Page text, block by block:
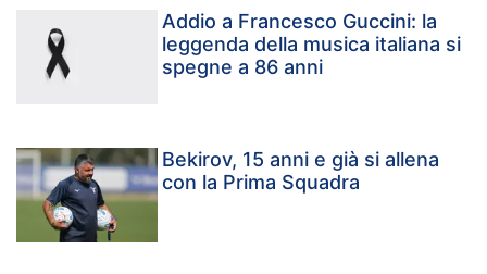
Addio a Francesco Guccini: la
leggenda della musica italiana si
spegne a 86 anni
Bekirov, 15 anni e già si allena
con la Prima Squadra